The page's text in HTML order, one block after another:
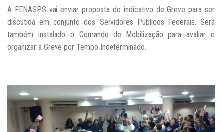
A FENASPS vai enviar proposta do indicativo de Greve para ser
discutida em conjunto dos Servidores Públicos Federais. Será
também instalado o Comando de Mobilização para avaliar e
organizar a Greve por Tempo Indeterminado.